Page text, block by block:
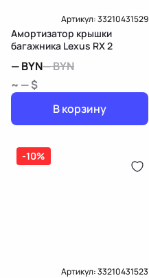
Артикул:33210431529
Амортизатор крышки
багажника Lexus RX 2
—BYN—BYN
~ — $
В корзину
-10%
Артикул:33210431523